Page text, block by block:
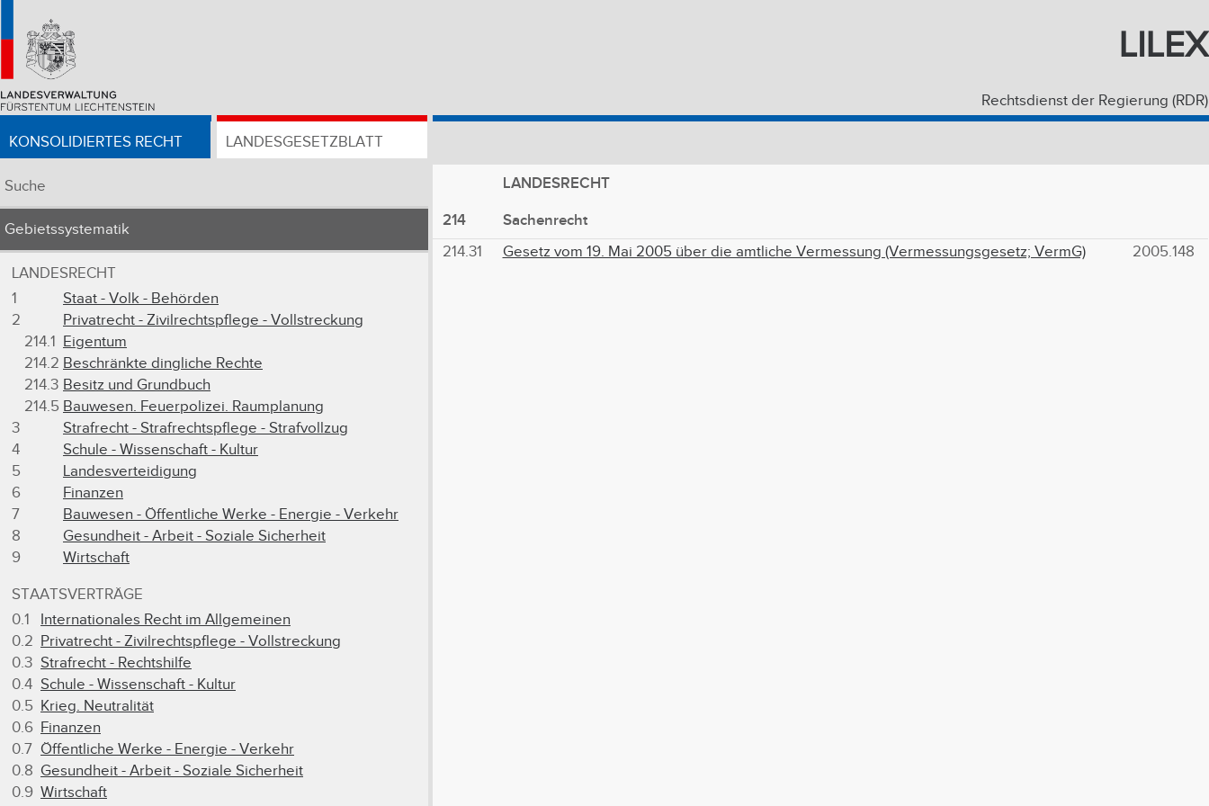
LILEX
Rechtsdienst der Regierung (RDR)
KONSOLIDIERTES RECHT LANDESGESETZBLATT
Suche
Gebietssystematik
LANDESRECHT
1
Staat - Volk - Behörden
2
Privatrecht - Zivilrechtspflege - Vollstreckung
214.1 Eigentum
214.2 Beschränkte dingliche Rechte
214.3 Besitz und Grundbuch
214.5 Bauwesen. Feuerpolizei. Raumplanung
3
Strafrecht - Strafrechtspflege - Strafvollzug
4
Schule - Wissenschaft - Kultur
5
Landesverteidigung
6
Finanzen
7
Bauwesen - Öffentliche Werke - Energie - Verkehr
8
Gesundheit - Arbeit - Soziale Sicherheit
9
Wirtschaft
STAATSVERTRÄGE
0.1
Internationales Recht im Allgemeinen
0.2 Privatrecht - Zivilrechtspflege - Vollstreckung
0.3 Strafrecht - Rechtshilfe
0.4 Schule - Wissenschaft - Kultur
0.5 Krieg. Neutralität
0.6 Finanzen
0.7 Öffentliche Werke - Energie - Verkehr
0.8 Gesundheit - Arbeit - Soziale Sicherheit
0.9 Wirtschaft
LANDESRECHT
214
Sachenrecht
214.31 Gesetz vom 19. Mai 2005 über die amtliche Vermessung (Vermessungsgesetz; VermG) 2005.148